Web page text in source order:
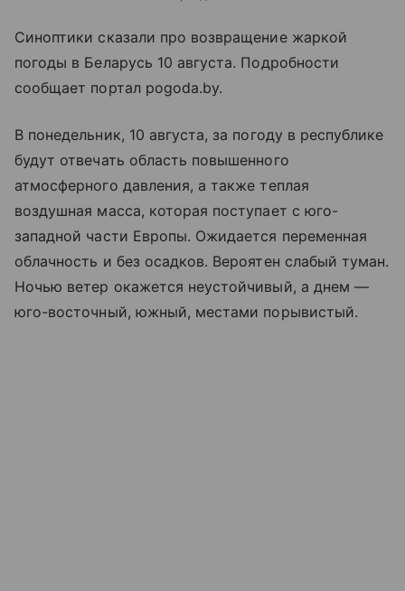
Синоптики сказали про возвращение жаркой
погоды в Беларусь 10 августа. Подробности
сообщает портал pogoda.by.
В понедельник, 10 августа, за погоду в республике
будут отвечать область повышенного
атмосферного давления, а также теплая
воздушная масса, которая поступает с юго-
западной части Европы. Ожидается переменная
облачность и без осадков. Вероятен слабый туман.
Ночью ветер окажется неустойчивый, а днем —
юго-восточный, южный, местами порывистый.